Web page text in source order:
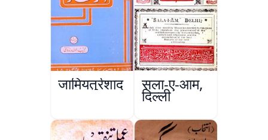
जामियतुर्रशाद सला-ए-आम,
दिल्ली